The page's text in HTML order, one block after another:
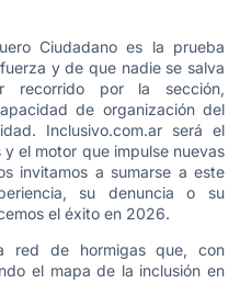
Ciudadano es la prueba
y de que nadie se salva
recorrido por la sección,
de organización del
Inclusivo.com.ar será el
el motor que impulse nuevas
invitamos a sumarse a este
su denuncia o su
el éxito en 2026.
red de hormigas que, con
el mapa de la inclusión en